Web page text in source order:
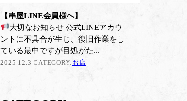
【串屋LINE会員様へ】
大切なお知らせ 公式LINEアカウ
ントに不具合が生じ、復旧作業をし
ている最中ですが目処がた...
2025.12.3 CATEGORY: お店